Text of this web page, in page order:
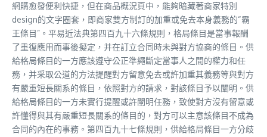
網購愈發便利快捷，但在商品概況頁中，能夠暗藏著商家特別
design的文字圈套，即商家雙方制訂的加重或免去本身義務的“霸
王條目”。平易近法典第四百九十六條規則，格局條目是當事報酬
了重復應用而事後擬定，并在訂立合同時未與對方協商的條目。供
給格局條目的一方應該遵守公正準繩斷定當事人之間的權力和任
務，并采取公道的方法提醒對方留意免去或許加重其義務等與對方
有嚴重短長關系的條目，依照對方的請求，對該條目予以闡明。供
給格局條目的一方未實行提醒或許闡明任務，致使對方沒有留意或
許懂得與其有嚴重短長關系的條目的，對方可以主意該條目不成為
合同的內在的事務。第四百九十七條規則，供給格局條目一方分歧